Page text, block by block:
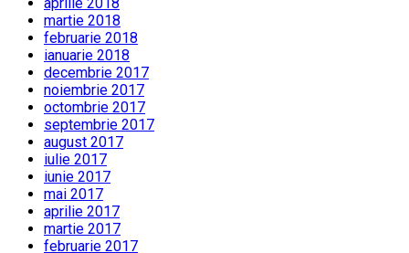
martie 2018
februarie 2018
ianuarie 2018
decembrie 2017
noiembrie 2017
octombrie 2017
septembrie 2017
august 2017
iulie 2017
iunie 2017
mai 2017
aprilie 2017
martie 2017
februarie 2017